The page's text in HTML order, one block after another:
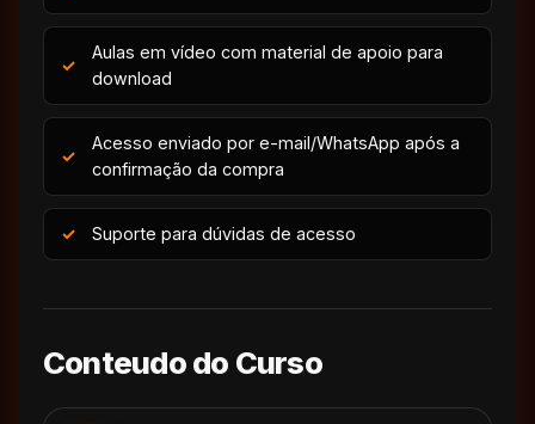
Aulas em vídeo com material de apoio para
download
Acesso enviado por e-mail/WhatsApp após a
confirmação da compra
Suporte para dúvidas de acesso
Conteudo do Curso